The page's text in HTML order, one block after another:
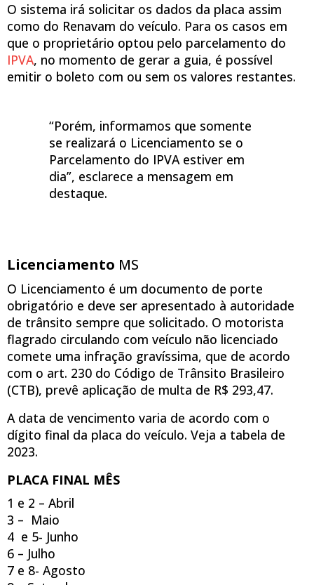
O sistema irá solicitar os dados da placa assim
como do Renavam do veículo. Para os casos em
que o proprietário optou pelo parcelamento do
IPVA, no momento de gerar a guia, é possível
emitir o boleto com ou sem os valores restantes.
“Porém, informamos que somente
se realizará o Licenciamento se o
Parcelamento do IPVA estiver em
dia”, esclarece a mensagem em
destaque.
Licenciamento MS
O Licenciamento é um documento de porte
obrigatório e deve ser apresentado à autoridade
de trânsito sempre que solicitado. O motorista
flagrado circulando com veículo não licenciado
comete uma infração gravíssima, que de acordo
com o art. 230 do Código de Trânsito Brasileiro
(CTB), prevê aplicação de multa de R$ 293,47.
A data de vencimento varia de acordo com o
dígito final da placa do veículo. Veja a tabela de
2023.
PLACA FINAL MÊS
1 e 2 – Abril
3 – Maio
4 e 5- Junho
6 – Julho
7 e 8- Agosto